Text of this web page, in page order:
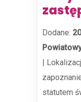
Dodane:
|
statutem